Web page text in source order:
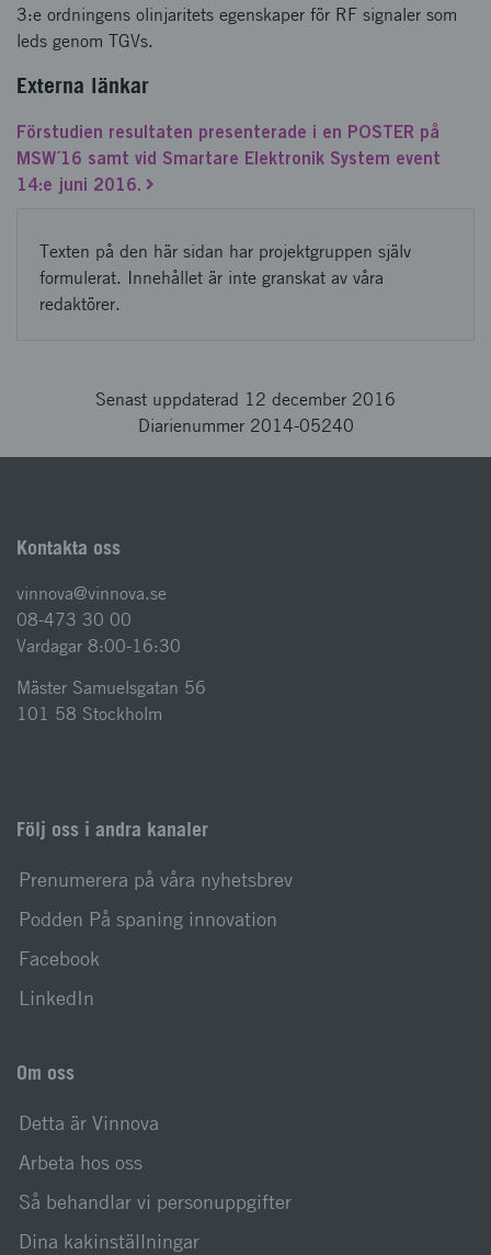
3:e ordningens olinjaritets egenskaper för RF signaler som
leds genom TGVs.
Externa länkar
Förstudien resultaten presenterade i en POSTER på
MSW´16 samt vid Smartare Elektronik System event
14:e juni 2016.
Texten på den här sidan har projektgruppen själv
formulerat. Innehållet är inte granskat av våra
redaktörer.
Senast uppdaterad 12 december 2016
Diarienummer 2014-05240
Kontakta oss
vinnova@vinnova.se
08-473 30 00
Vardagar 8:00-16:30
Mäster Samuelsgatan 56
101 58 Stockholm
Följ oss i andra kanaler
Prenumerera på våra nyhetsbrev
Podden På spaning innovation
Facebook
LinkedIn
Om oss
Detta är Vinnova
Arbeta hos oss
Så behandlar vi personuppgifter
Dina kakinställningar